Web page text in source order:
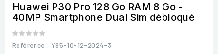
Huawei P30 Pro 128 Go RAM 8 Go -
40MP Smartphone Dual Sim débloqué
Référence : Y95-10-12-2024-3